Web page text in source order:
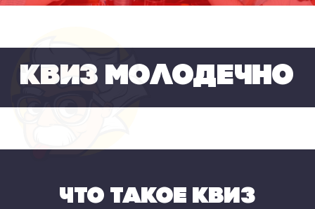
КВИЗ МОЛОДЕЧНО
ЧТО ТАКОЕ КВИЗ